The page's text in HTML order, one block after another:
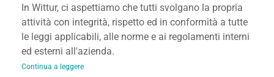
In Wittur, ci aspettiamo che tutti svolgano la propria
attività con integrità, rispetto ed in conformità a tutte
le leggi applicabili, alle norme e ai regolamenti interni
ed esterni all'azienda.
Continua a leggere